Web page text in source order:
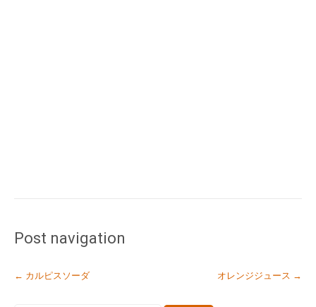
Post navigation
← カルピスソーダ オレンジジュース →